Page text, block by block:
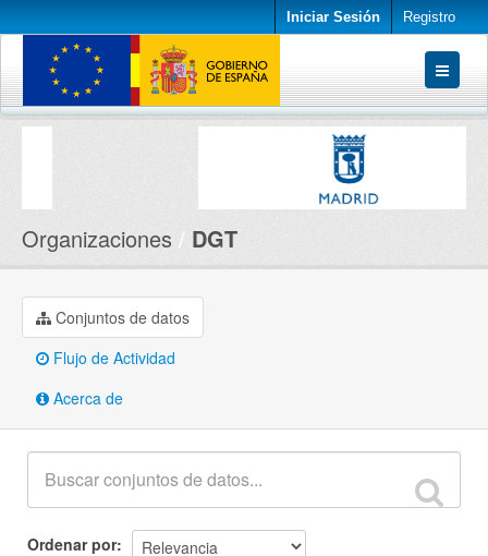
Iniciar Sesión Registro
Conjuntos de datos
Organizaciones DGT
Conjuntos de datos
Flujo de Actividad
Acerca de
Ordenar por